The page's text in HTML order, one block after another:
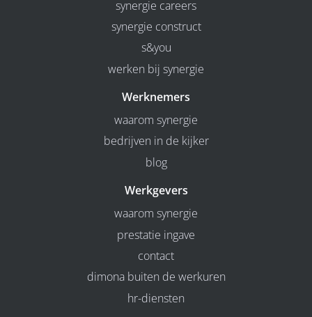
synergie careers
synergie construct
s&you
werken bij synergie
Werknemers
waarom synergie
bedrijven in de kijker
blog
Werkgevers
waarom synergie
prestatie ingave
contact
dimona buiten de werkuren
hr-diensten